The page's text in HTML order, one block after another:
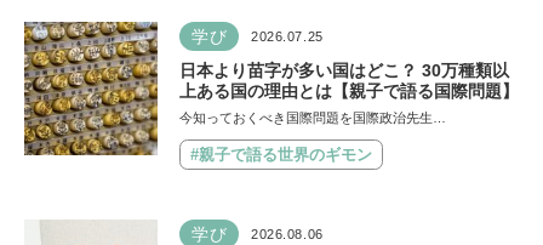
学び 2026.07.25
日本より苗字が多い国はどこ？ 30万種類以
上ある国の理由とは【親子で語る国際問題】
今知っておくべき国際問題を国際政治先生…
#親子で語る世界のギモン
学び 2026.08.06